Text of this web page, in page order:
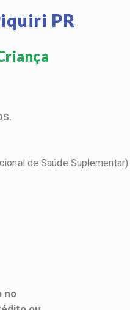
PR
de Saúde Suplementar).
no